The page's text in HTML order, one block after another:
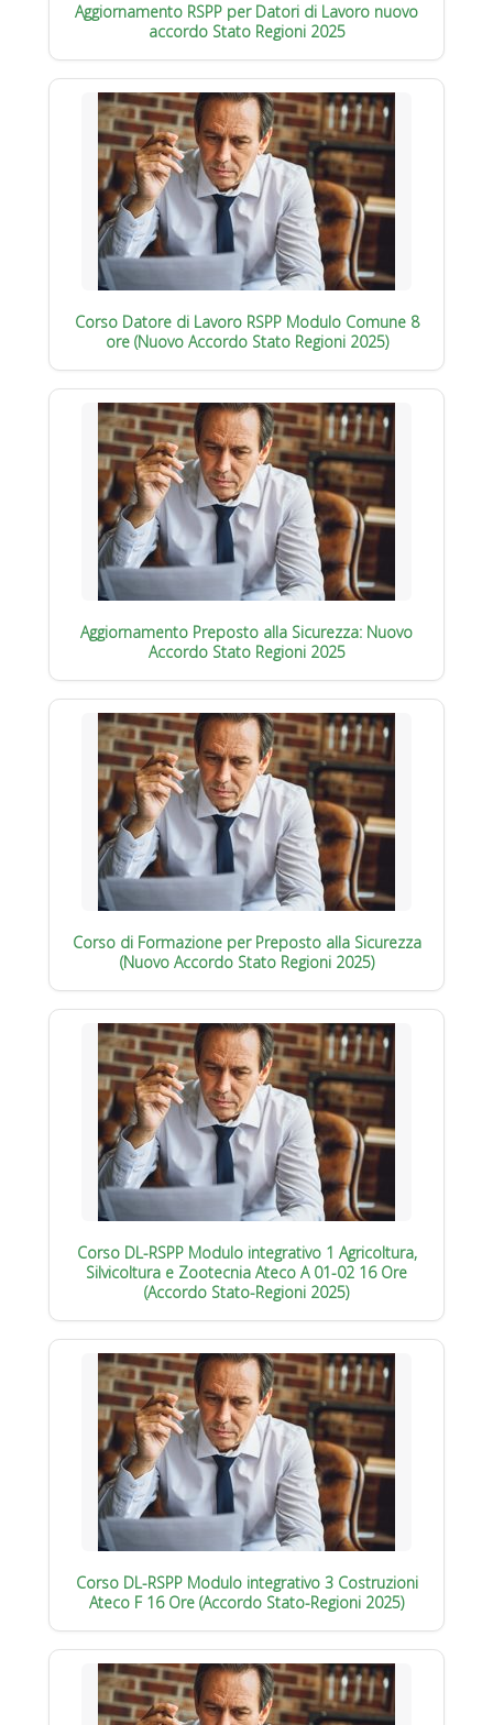
Aggiornamento RSPP per Datori di Lavoro nuovo
accordo Stato Regioni 2025
Corso Datore di Lavoro RSPP Modulo Comune 8
ore (Nuovo Accordo Stato Regioni 2025)
Aggiornamento Preposto alla Sicurezza: Nuovo
Accordo Stato Regioni 2025
Corso di Formazione per Preposto alla Sicurezza
(Nuovo Accordo Stato Regioni 2025)
Corso DL-RSPP Modulo integrativo 1 Agricoltura,
Silvicoltura e Zootecnia Ateco A 01-02 16 Ore
(Accordo Stato-Regioni 2025)
Corso DL-RSPP Modulo integrativo 3 Costruzioni
Ateco F 16 Ore (Accordo Stato-Regioni 2025)